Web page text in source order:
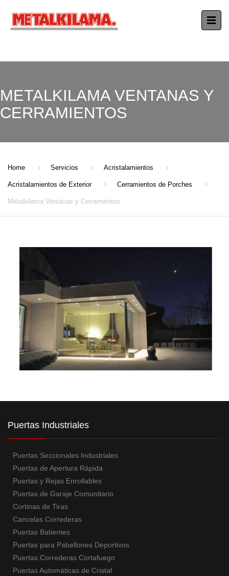
METALKILAMA VENTANAS Y
CERRAMIENTOS
Home Servicios Acristalamientos
Acristalamientos de Exterior Cerramientos de Porches
Metalkilama Ventanas y Cerramientos
Puertas Industriales
Puertas Seccionales Industriales
Puertas de Apertura Rápida
Puertas y Rejas Enrollables
Puertas de Garaje Comunitario
Cortinas de Tiras
Cancelas Correderas
Puertas Batientes
Puertas para Pabellones Deportivos
Puertas Correderas Cortafuego
Puertas Automáticas de Cristal